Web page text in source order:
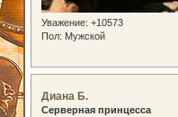
Уважение: +10573
Пол: Мужской
Диана Б.
Серверная принцесса